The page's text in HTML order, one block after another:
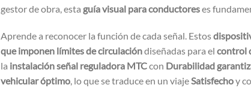
gestor de obra, esta guía visual para conductoreses
Aprende a reconocer la función de cada señal. Estos
que imponen límites de circulacióndiseñadas para el control
la instalación señal reguladora MTCcon Durabilidad
vehicular óptimo, lo que se traduce en un viajeSatisfechoy